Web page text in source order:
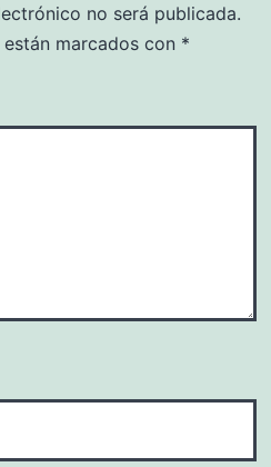
no será publicada.
marcados con *